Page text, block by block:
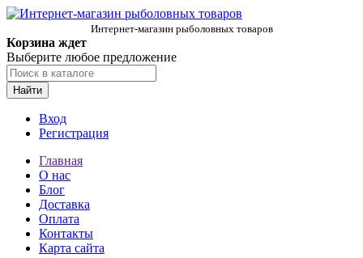
Интернет-магазин рыболовных товаров
Корзина ждет
Выберите любое предложение
Найти
Вход
Регистрация
Главная
О нас
Блог
Доставка
Оплата
Контакты
Карта сайта